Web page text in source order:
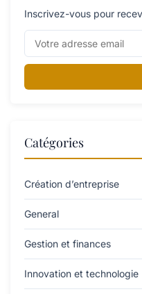
Inscrivez-vous pour
Catégories
Création d’entreprise
General
Gestion et finances
Innovation et technologie